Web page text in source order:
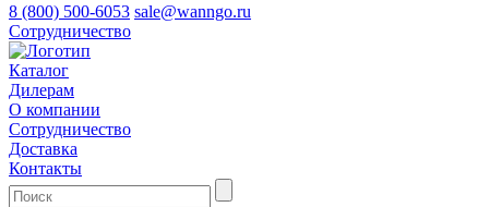
8 (800) 500-6053 sale@wanngo.ru
Сотрудничество
Каталог
Дилерам
О компании
Сотрудничество
Доставка
Контакты